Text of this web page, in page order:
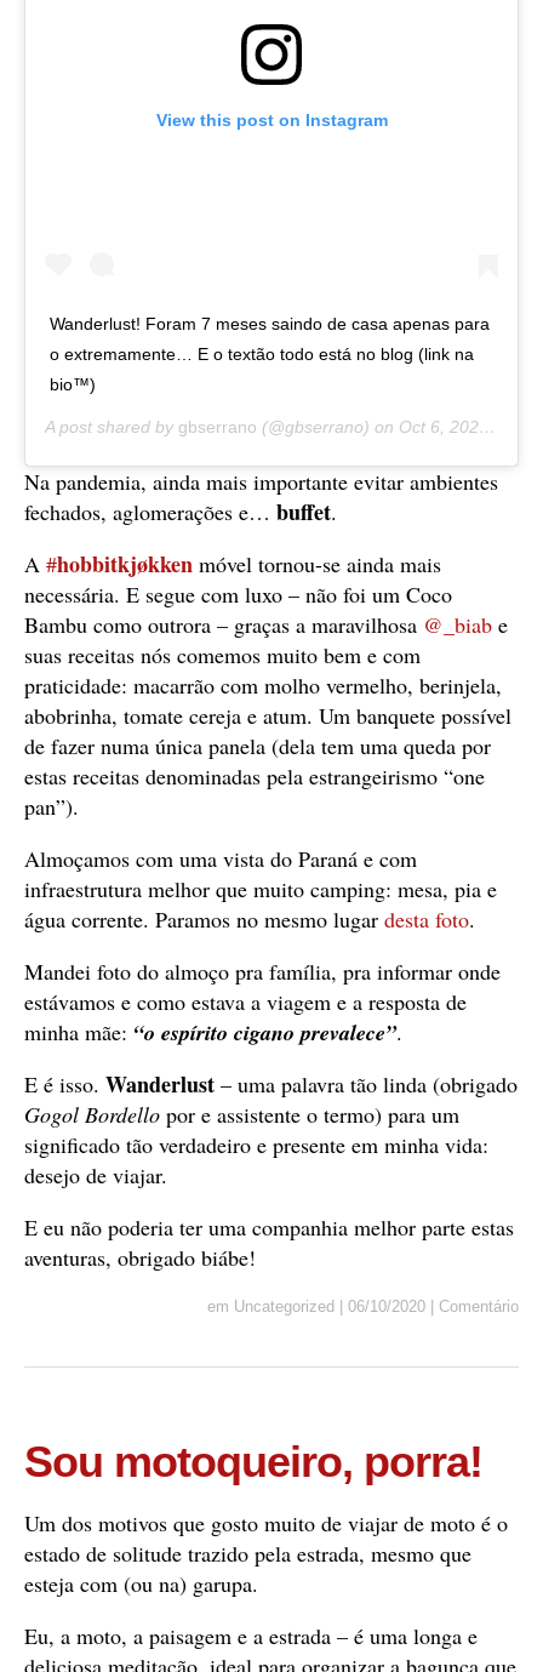
View this post on Instagram
Wanderlust! Foram 7 meses saindo de casa apenas para
o extremamente… E o textão todo está no blog (link na
bio™)
A post shared by gbserrano (@gbserrano) on Oct 6, 2020 at 4:56am PDT
Na pandemia, ainda mais importante evitar ambientes
fechados, aglomerações e… buffet.
A #hobbitkjøkken móvel tornou-se ainda mais
necessária. E segue com luxo – não foi um Coco
Bambu como outrora – graças a maravilhosa @_biab e
suas receitas nós comemos muito bem e com
praticidade: macarrão com molho vermelho, berinjela,
abobrinha, tomate cereja e atum. Um banquete possível
de fazer numa única panela (dela tem uma queda por
estas receitas denominadas pela estrangeirismo “one
pan”).
Almoçamos com uma vista do Paraná e com
infraestrutura melhor que muito camping: mesa, pia e
água corrente. Paramos no mesmo lugar desta foto.
Mandei foto do almoço pra família, pra informar onde
estávamos e como estava a viagem e a resposta de
minha mãe: “o espírito cigano prevalece”.
E é isso. Wanderlust – uma palavra tão linda (obrigado
Gogol Bordello por e assistente o termo) para um
significado tão verdadeiro e presente em minha vida:
desejo de viajar.
E eu não poderia ter uma companhia melhor parte estas
aventuras, obrigado biábe!
em Uncategorized 06/10/2020 Comentário
Sou motoqueiro, porra!
Um dos motivos que gosto muito de viajar de moto é o
estado de solitude trazido pela estrada, mesmo que
esteja com (ou na) garupa.
Eu, a moto, a paisagem e a estrada – é uma longa e
deliciosa meditação, ideal para organizar a bagunça que